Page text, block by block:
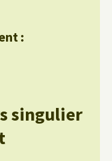
:
singulier